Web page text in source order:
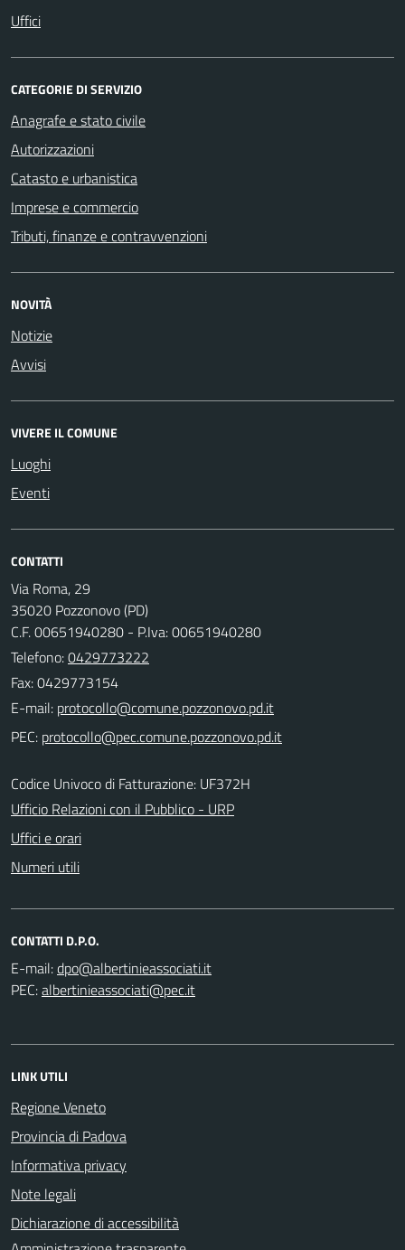
Uffici
CATEGORIE DI SERVIZIO
Anagrafe e stato civile
Autorizzazioni
Catasto e urbanistica
Imprese e commercio
Tributi, finanze e contravvenzioni
NOVITÀ
Notizie
Avvisi
VIVERE IL COMUNE
Luoghi
Eventi
CONTATTI
Via Roma, 29
35020 Pozzonovo (PD)
C.F. 00651940280 - P.Iva: 00651940280
Telefono:0429773222
Fax: 0429773154
E-mail:
PEC:
Codice Univoco di Fatturazione: UF372H
Ufficio Relazioni con il Pubblico - URP
Uffici e orari
Numeri utili
CONTATTI D.P.O.
E-mail:
PEC:
LINK UTILI
Regione Veneto
Provincia di Padova
Informativa privacy
Note legali
Dichiarazione di accessibilità